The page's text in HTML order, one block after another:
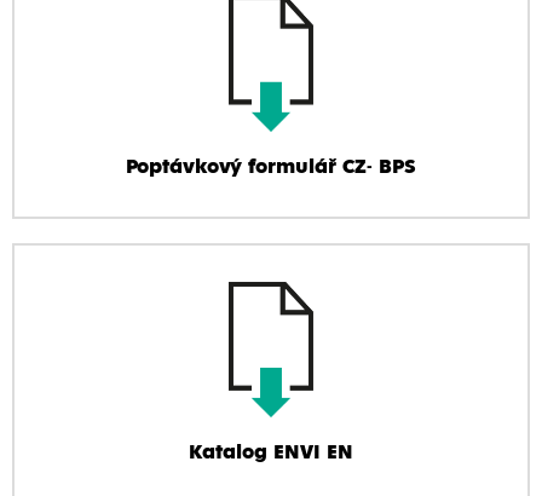
Poptávkový formulář CZ- BPS
Katalog ENVI EN